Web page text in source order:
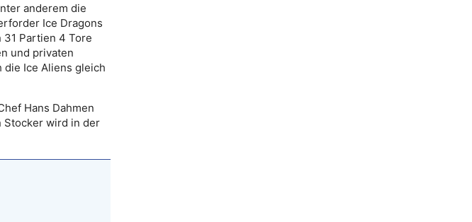
anderem die
Ice Dragons
31 Partien 4 Tore
und privaten
die Ice Aliens gleich
Hans Dahmen
Stocker wird in der